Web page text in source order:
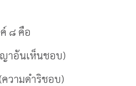
๘ คือ
าอันเห็นชอบ)
ความดำริชอบ)